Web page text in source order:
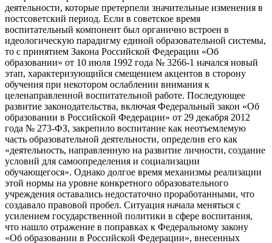
деятельности, которые претерпели значительные изменения в
постсоветский период. Если в советское время
воспитательный компонент был органично встроен в
идеологическую парадигму единой образовательной системы,
то с принятием Закона Российской Федерации «Об
образовании» от 10 июля 1992 года № 3266-1 начался новый
этап, характеризующийся смещением акцентов в сторону
обучения при некотором ослаблении внимания к
целенаправленной воспитательной работе. Последующее
развитие законодательства, включая Федеральный закон «Об
образовании в Российской Федерации» от 29 декабря 2012
года № 273-ФЗ, закрепило воспитание как неотъемлемую
часть образовательной деятельности, определив его как
«деятельность, направленную на развитие личности, создание
условий для самоопределения и социализации
обучающегося». Однако долгое время механизмы реализации
этой нормы на уровне конкретного образовательного
учреждения оставались недостаточно проработанными, что
создавало правовой пробел. Ситуация начала меняться с
усилением государственной политики в сфере воспитания,
что нашло отражение в поправках к Федеральному закону
«Об образовании в Российской Федерации», внесенных